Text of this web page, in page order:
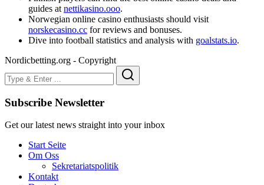
guides at nettikasino.ooo.
Norwegian online casino enthusiasts should visit
norskecasino.cc for reviews and bonuses.
Dive into football statistics and analysis with goalstats.io.
Nordicbetting.org - Copyright
Subscribe Newsletter
Get our latest news straight into your inbox
Start Seite
Om Oss
Sekretariatspolitik
Kontakt